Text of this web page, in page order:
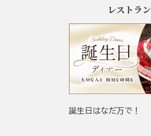
レストラン
誕生日はなだ万で！